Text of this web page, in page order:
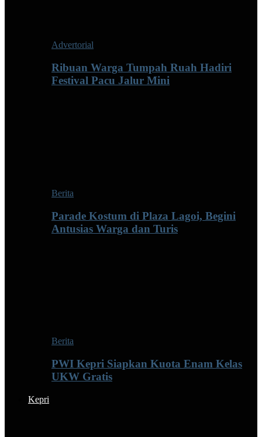
Advertorial
Ribuan Warga Tumpah Ruah Hadiri
Festival Pacu Jalur Mini
Berita
Parade Kostum di Plaza Lagoi, Begini
Antusias Warga dan Turis
Berita
PWI Kepri Siapkan Kuota Enam Kelas
UKW Gratis
Kepri